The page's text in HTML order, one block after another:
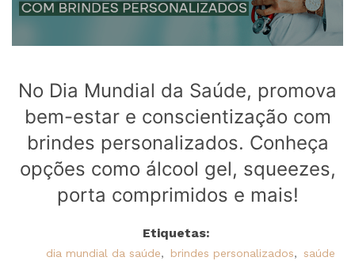
No Dia Mundial da Saúde, promova
bem-estar e conscientização com
brindes personalizados. Conheça
opções como álcool gel, squeezes,
porta comprimidos e mais!
Etiquetas:
dia mundial da saúde, brindes personalizados, saúde